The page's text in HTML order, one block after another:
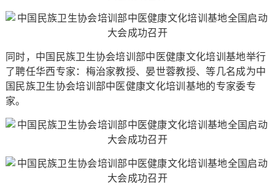
同时，中国民族卫生协会培训部中医健康文化培训基地举行
了聘任华西专家：梅治家教授、晏世蓉教授、等几名成为中
国民族卫生协会培训部中医健康文化培训基地的专家委专
家。